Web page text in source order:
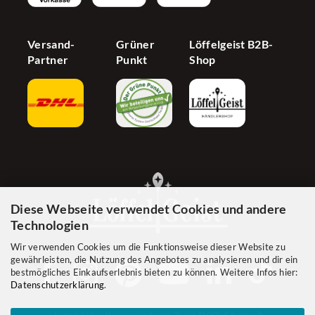
Diese Webseite verwendet Cookies und andere
Technologien
Wir verwenden Cookies um die Funktionsweise dieser Website zu
gewährleisten, die Nutzung des Angebotes zu analysieren und dir ein
bestmögliches Einkaufserlebnis bieten zu können. Weitere Infos hier:
Datenschutzerklärung.
Versand-
Partner
Grüner
Punkt
Löffelgeist B2B-
Shop